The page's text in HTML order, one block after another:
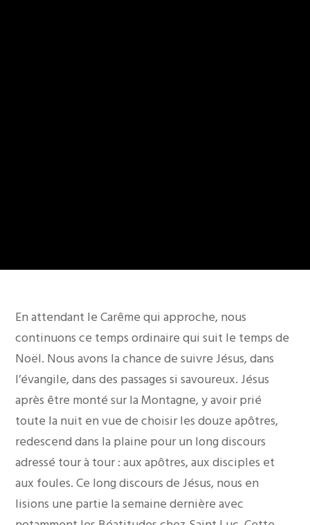
En attendant le Carême qui approche, nous
continuons ce temps ordinaire qui suit le temps de
Noël. Nous avons la chance de suivre Jésus, dans
l’évangile, dans des passages si savoureux. Jésus
après être monté sur la Montagne, y avoir prié
toute la nuit en vue de choisir les douze apôtres,
redescend dans la plaine pour un long discours
adressé tour à tour : aux apôtres, aux disciples et
aux foules. Ce long discours de Jésus, nous en
lisions une partie la semaine dernière avec